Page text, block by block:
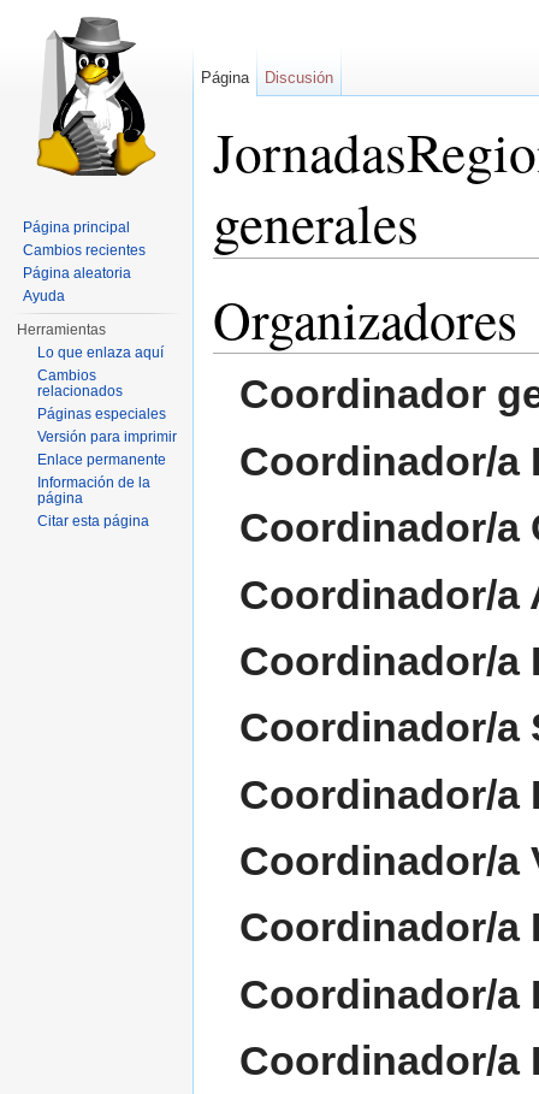
generales
Organizadores
Coordinador
Coordinador/a
Coordinador/a
Coordinador/a
Coordinador/a
Coordinador/a
Coordinador/a
Coordinador/a
Coordinador/a
Coordinador/a
Coordinador/a
Página Discusión
Página principal
Cambios recientes
Página aleatoria
Ayuda
Herramientas
Lo que enlaza aquí
Cambios
relacionados
Páginas especiales
Versión para imprimir
Enlace permanente
Información de la
página
Citar esta página